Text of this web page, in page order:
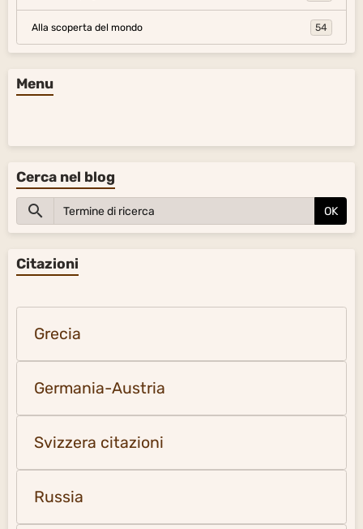
Alla scoperta del mondo 54
Menu
Cerca nel blog
OK
Citazioni
Grecia
Germania-Austria
Svizzera citazioni
Russia